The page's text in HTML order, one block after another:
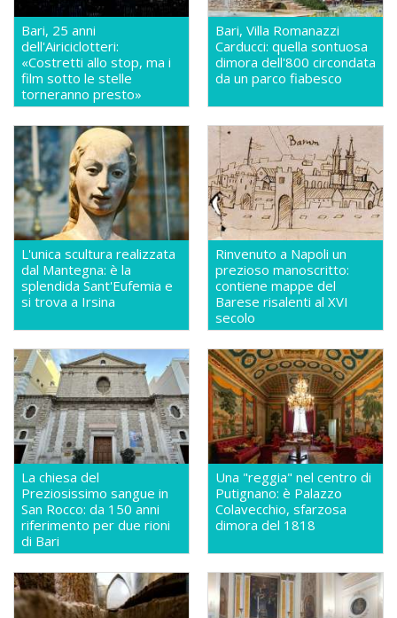
Bari, 25 anni
dell'Airiciclotteri:
«Costretti allo stop, ma i
film sotto le stelle
torneranno presto»
Bari, Villa Romanazzi
Carducci: quella sontuosa
dimora dell'800 circondata
da un parco fiabesco
L'unica scultura realizzata
dal Mantegna: è la
splendida Sant'Eufemia e
si trova a Irsina
Rinvenuto a Napoli un
prezioso manoscritto:
contiene mappe del
Barese risalenti al XVI
secolo
La chiesa del
Preziosissimo sangue in
San Rocco: da 150 anni
riferimento per due rioni
di Bari
Una "reggia" nel centro di
Putignano: è Palazzo
Colavecchio, sfarzosa
dimora del 1818